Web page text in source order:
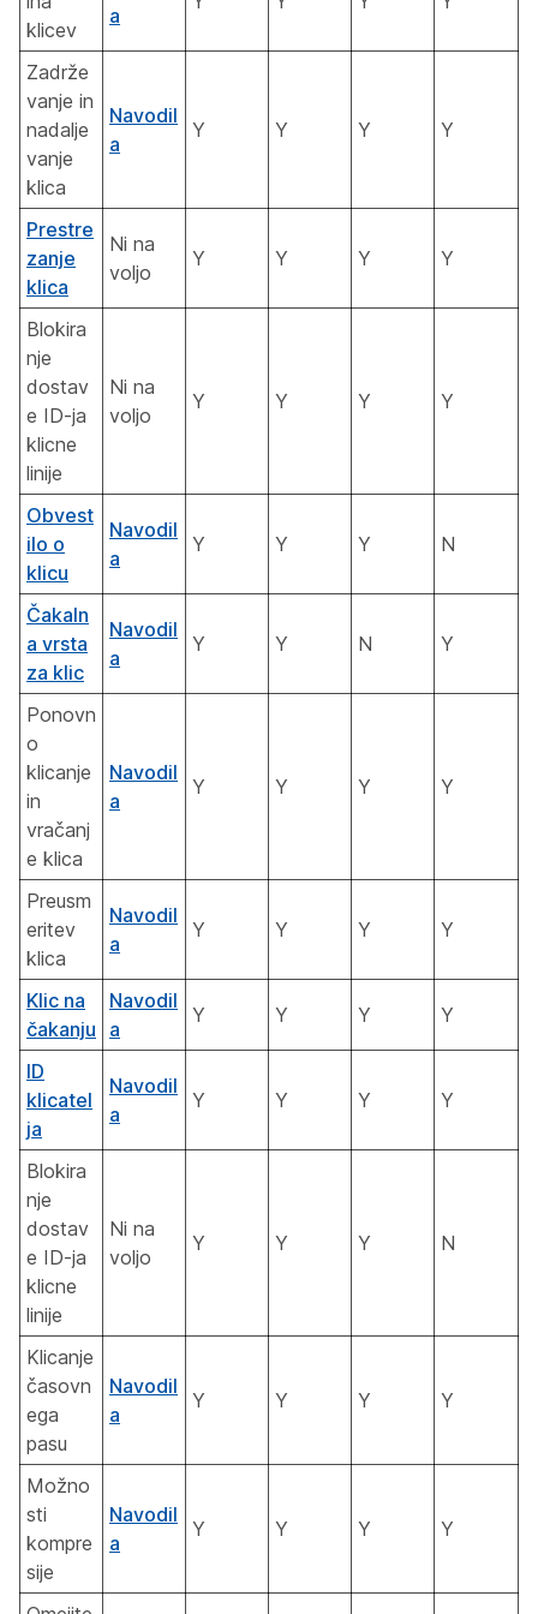
klicev
a
Zadrže
vanje in
nadalje
vanje
klica
Navodil
a
Y Y Y Y
Prestre
zanje
klica
Ni na
voljo
Y Y Y Y
Blokira
nje
dostav
e ID-ja
klicne
linije
Ni na
voljo
Y Y Y Y
Obvest
ilo o
klicu
Navodil
a
Y Y Y N
Čakaln
a vrsta
za klic
Navodil
a
Y Y N Y
Ponovn
o
klicanje
in
vračanj
e klica
Navodil
a
Y Y Y Y
Preusm
eritev
klica
Navodil
a
Y Y Y Y
Klic na
čakanju
Navodil
a
Y Y Y Y
ID
klicatel
ja
Navodil
a
Y Y Y Y
Blokira
nje
dostav
e ID-ja
klicne
linije
Ni na
voljo
Y Y Y N
Klicanje
časovn
ega
pasu
Navodil
a
Y Y Y Y
Možno
sti
kompre
sije
Navodil
a
Y Y Y Y